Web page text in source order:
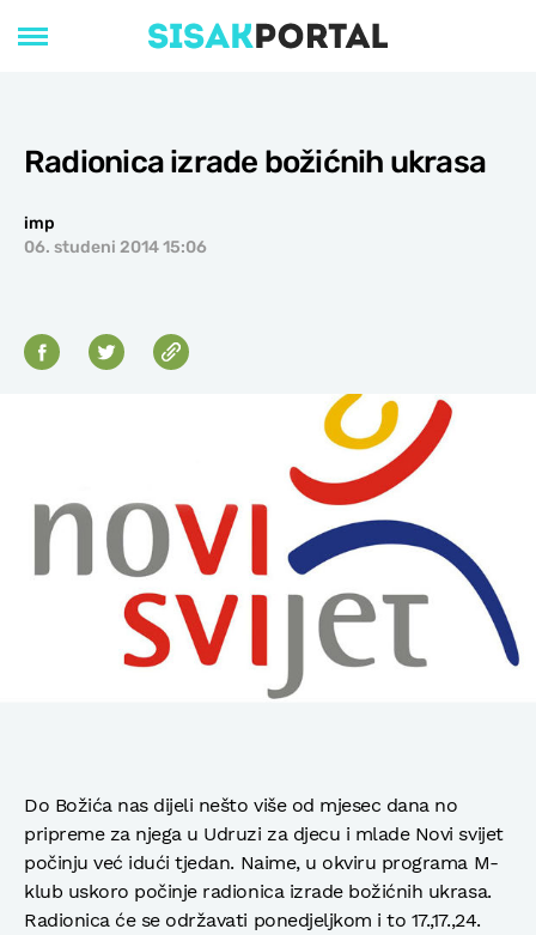
Radionica izrade božićnih ukrasa
imp
06. studeni 2014 15:06
Do Božića nas dijeli nešto više od mjesec dana no
pripreme za njega u Udruzi za djecu i mlade Novi svijet
počinju već idući tjedan. Naime, u okviru programa M-
klub uskoro počinje radionica izrade božićnih ukrasa.
Radionica će se održavati ponedjeljkom i to 17.,17.,24.